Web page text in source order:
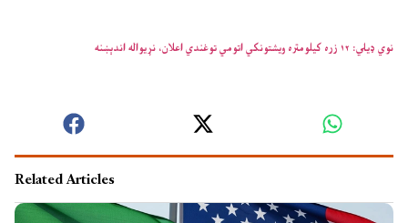
نوي ډیلي: ۱۲ زره کیلومتره ویشتونکي اتومي توغندي اعلان، نړیواله اندېښنه
Related Articles